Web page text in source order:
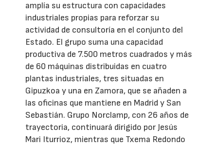
amplía su estructura con capacidades
industriales propias para reforzar su
actividad de consultoría en el conjunto del
Estado. El grupo suma una capacidad
productiva de 7.500 metros cuadrados y más
de 60 máquinas distribuidas en cuatro
plantas industriales, tres situadas en
Gipuzkoa y una en Zamora, que se añaden a
las oficinas que mantiene en Madrid y San
Sebastián. Grupo Norclamp, con 26 años de
trayectoria, continuará dirigido por Jesús
Mari Iturrioz, mientras que Txema Redondo